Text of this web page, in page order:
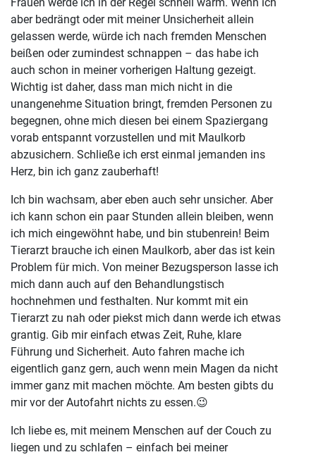
aber bedrängt oder mit meiner Unsicherheit allein
gelassen werde, würde ich nach fremden Menschen
beißen oder zumindest schnappen – das habe ich
auch schon in meiner vorherigen Haltung gezeigt.
Wichtig ist daher, dass man mich nicht in die
unangenehme Situation bringt, fremden Personen zu
begegnen, ohne mich diesen bei einem Spaziergang
vorab entspannt vorzustellen und mit Maulkorb
abzusichern. Schließe ich erst einmal jemanden ins
Herz, bin ich ganz zauberhaft!
Ich bin wachsam, aber eben auch sehr unsicher. Aber
ich kann schon ein paar Stunden allein bleiben, wenn
ich mich eingewöhnt habe, und bin stubenrein! Beim
Tierarzt brauche ich einen Maulkorb, aber das ist kein
Problem für mich. Von meiner Bezugsperson lasse ich
mich dann auch auf den Behandlungstisch
hochnehmen und festhalten. Nur kommt mit ein
Tierarzt zu nah oder piekst mich dann werde ich etwas
grantig. Gib mir einfach etwas Zeit, Ruhe, klare
Führung und Sicherheit. Auto fahren mache ich
eigentlich ganz gern, auch wenn mein Magen da nicht
immer ganz mit machen möchte. Am besten gibts du
mir vor der Autofahrt nichts zu essen.😉
Ich liebe es, mit meinem Menschen auf der Couch zu
liegen und zu schlafen – einfach bei meiner